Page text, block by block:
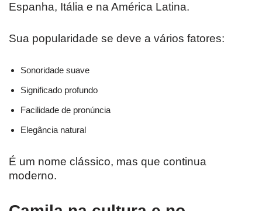
Espanha, Itália e na América Latina.
Sua popularidade se deve a vários fatores:
Sonoridade suave
Significado profundo
Facilidade de pronúncia
Elegância natural
É um nome clássico, mas que continua
moderno.